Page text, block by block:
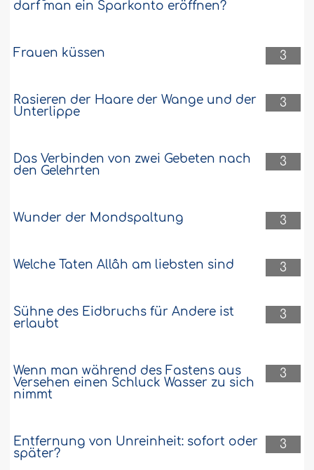
darf man ein Sparkonto eröffnen?
3
Frauen küssen
3
Rasieren der Haare der Wange und der
Unterlippe
3
Das Verbinden von zwei Gebeten nach
den Gelehrten
3
Wunder der Mondspaltung
3
Welche Taten Allâh am liebsten sind
3
Sühne des Eidbruchs für Andere ist
erlaubt
3
Wenn man während des Fastens aus
Versehen einen Schluck Wasser zu sich
nimmt
3
Entfernung von Unreinheit: sofort oder
später?